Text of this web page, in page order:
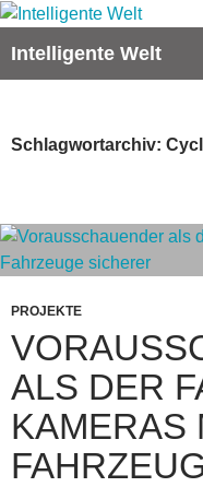
Zum
springen
Intelligente Welt
Schlagwortarchiv:
PROJEKTE
ALS DER
KAMERAS